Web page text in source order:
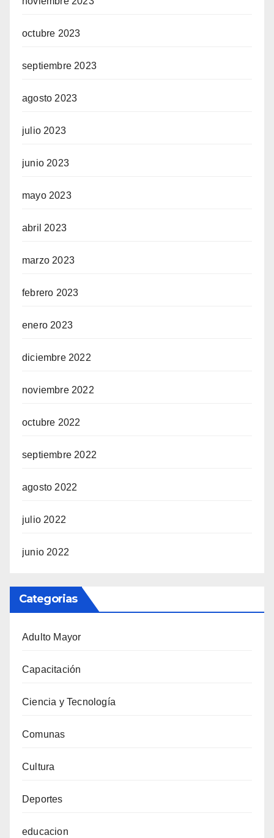
octubre 2023
septiembre 2023
agosto 2023
julio 2023
junio 2023
mayo 2023
abril 2023
marzo 2023
febrero 2023
enero 2023
diciembre 2022
noviembre 2022
octubre 2022
septiembre 2022
agosto 2022
julio 2022
junio 2022
Categorias
Adulto Mayor
Capacitación
Ciencia y Tecnología
Comunas
Cultura
Deportes
educacion